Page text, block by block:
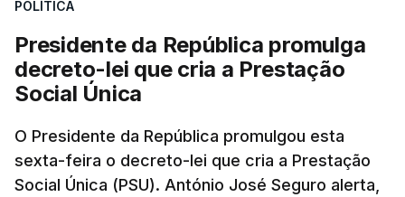
POLÍTICA
Presidente da República promulga
decreto-lei que cria a Prestação
Social Única
O Presidente da República promulgou esta
sexta-feira o decreto-lei que cria a Prestação
Social Única (PSU). António José Seguro alerta,